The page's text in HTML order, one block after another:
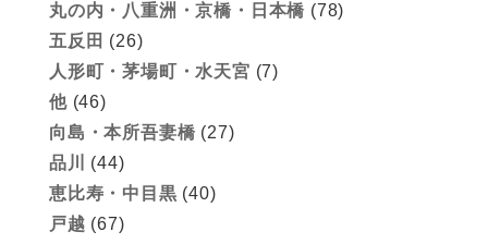
丸の内・八重洲・京橋・日本橋 (78)
五反田 (26)
人形町・茅場町・水天宮 (7)
他(46)
向島・本所吾妻橋 (27)
品川
(44)
恵比寿・中目黒 (40)
戸越 (67)